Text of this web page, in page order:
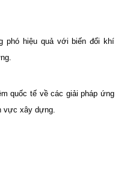
phó hiệu quả với biến đổi khí
quốc tế về các giải pháp ứng
vực xây dựng.